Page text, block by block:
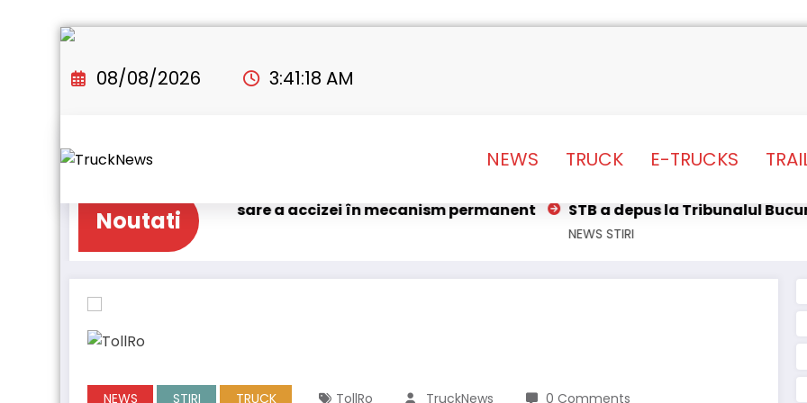
Skip
content08/08/2026 3:41:20 AM
NEWS TRUCK E-TRUCKS
Noutati
de compensare a accizei în mecanism permanent STB a depus la Tribunalul București cererea
NEWS STIRI TRUCK TollRo TruckNews 0 Comments